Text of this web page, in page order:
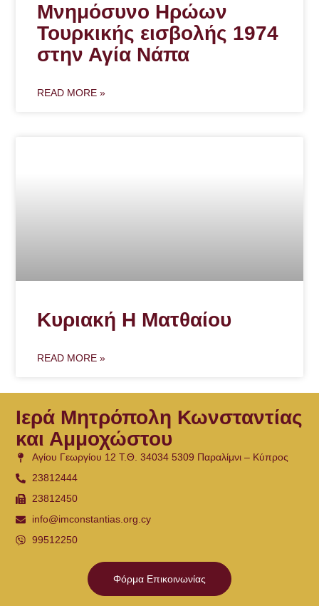
Μνημόσυνο Ηρώων
Τουρκικής εισβολής 1974
στην Αγία Νάπα
READ MORE »
Κυριακή Η Ματθαίου
READ MORE »
Ιερά Μητρόπολη Κωνσταντίας
και Αμμοχώστου
Αγίου Γεωργίου 12 Τ.Θ. 34034 5309 Παραλίμνι – Κύπρος
23812444
23812450
info@imconstantias.org.cy
99512250
Φόρμα Επικοινωνίας